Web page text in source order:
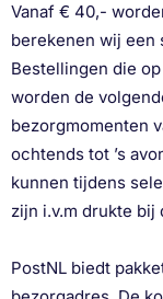
Vanaf € 40,-
berekenen wij een
Bestellingen die
worden de
bezorgmomenten
ochtends tot ’s
kunnen tijdens
zijn i.v.m drukte bij
PostNL biedt